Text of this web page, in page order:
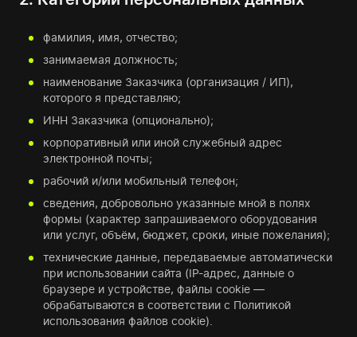
фамилия, имя, отчество;
занимаемая должность;
наименование Заказчика (организация / ИП),
которого я представляю;
ИНН Заказчика (опционально);
корпоративный или иной служебный адрес
электронной почты;
рабочий и/или мобильный телефон;
сведения, добровольно указанные мной в полях
формы (характер запрашиваемого оборудования
или услуг, объём, бюджет, сроки, иные пожелания);
технические данные, передаваемые автоматически
при использовании сайта (IP-адрес, данные о
браузере и устройстве, файлы cookie —
обрабатываются в соответствии с Политикой
использования файлов cookie).